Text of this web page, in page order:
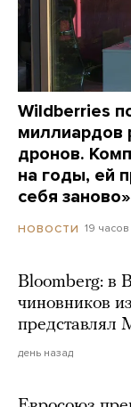
Wildberries
миллиардов
дронов.
на годы, ей
себя
НОВОСТИ 19
Bloomberg: в
чиновников
представлял
день назад